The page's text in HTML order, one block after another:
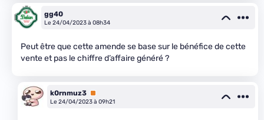
gg40
Le 24/04/2023 à 08h34
Peut être que cette amende se base sur le bénéfice de cette
vente et pas le chiffre d’affaire généré ?
k0rnmuz3 Premium
Le 24/04/2023 à 09h21